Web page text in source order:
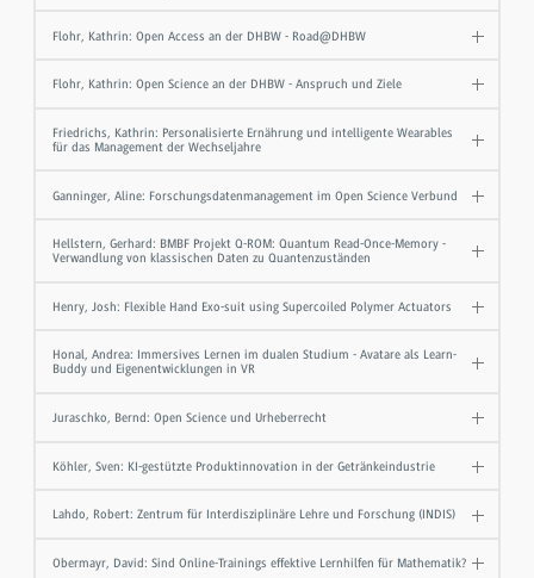
Flohr, Kathrin: Open Access an der DHBW - Road@DHBW
Flohr, Kathrin: Open Science an der DHBW - Anspruch und Ziele
Friedrichs, Kathrin: Personalisierte Ernährung und intelligente Wearables
für das Management der Wechseljahre
Ganninger, Aline: Forschungsdatenmanagement im Open Science Verbund
Hellstern, Gerhard: BMBF Projekt Q-ROM: Quantum Read-Once-Memory -
Verwandlung von klassischen Daten zu Quantenzuständen
Henry, Josh: Flexible Hand Exo-suit using Supercoiled Polymer Actuators
Honal, Andrea: Immersives Lernen im dualen Studium - Avatare als Learn-
Buddy und Eigenentwicklungen in VR
Juraschko, Bernd: Open Science und Urheberrecht
Köhler, Sven: KI-gestützte Produktinnovation in der Getränkeindustrie
Lahdo, Robert: Zentrum für Interdisziplinäre Lehre und Forschung (INDIS)
Obermayr, David: Sind Online-Trainings effektive Lernhilfen für Mathematik?